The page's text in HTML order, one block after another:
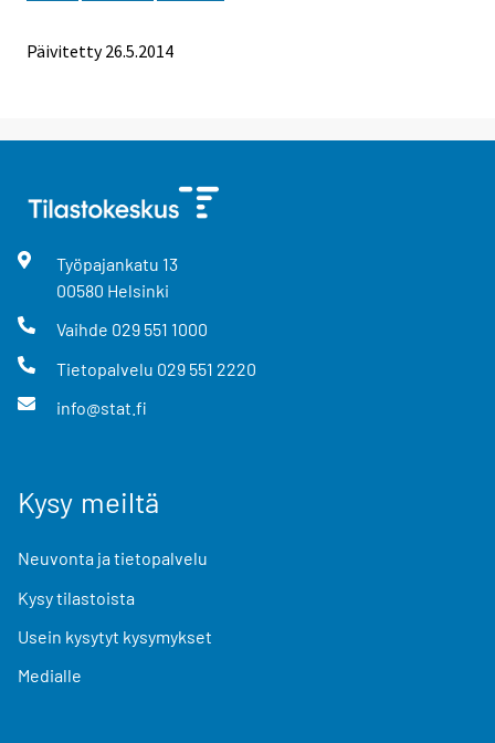
Päivitetty 26.5.2014
Työpajankatu 13
00580 Helsinki
Vaihde 029 551 1000
Tietopalvelu 029 551 2220
info@stat.fi
Kysy meiltä
Neuvonta ja tietopalvelu
Kysy tilastoista
Usein kysytyt kysymykset
Medialle